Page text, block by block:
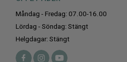
Måndag - Fredag: 07.00-16.00
Lördag - Söndag: Stängt
Helgdagar: Stängt